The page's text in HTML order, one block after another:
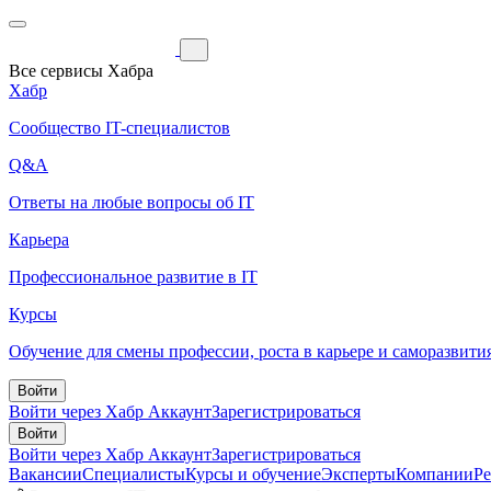
Все сервисы Хабра
Хабр
Сообщество IT-специалистов
Q&A
Ответы на любые вопросы об IT
Карьера
Профессиональное развитие в IT
Курсы
Обучение для смены профессии, роста в карьере и
Войти
Войти через Хабр АккаунтЗарегистрироваться
Войти
Войти через Хабр АккаунтЗарегистрироваться
ВакансииСпециалистыКурсы и обучениеЭкспертыКомпании